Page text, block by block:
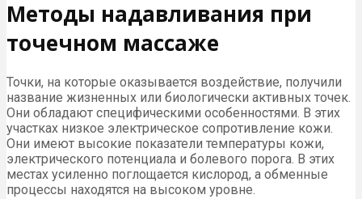
Методы надавливания при
точечном массаже
Точки, на которые оказывается воздействие, получили
название жизненных или биологически активных точек.
Они обладают специфическими особенностями. В этих
участках низкое электрическое сопротивление кожи.
Они имеют высокие показатели температуры кожи,
электрического потенциала и болевого порога. В этих
местах усиленно поглощается кислород, а обменные
процессы находятся на высоком уровне.